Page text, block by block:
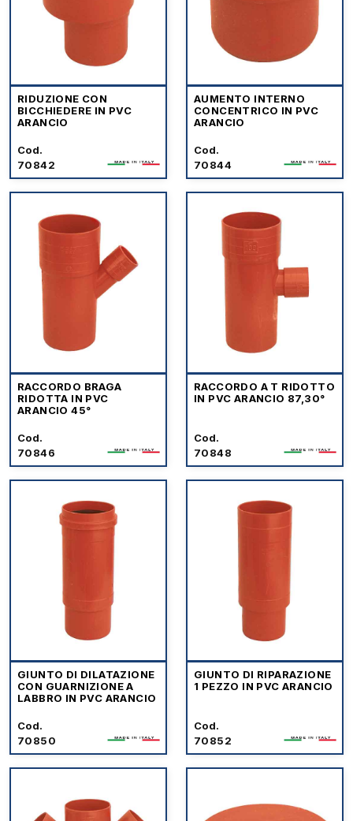
RIDUZIONE CON
BICCHIEDERE IN PVC
ARANCIO
Cod.
70842
AUMENTO INTERNO
CONCENTRICO IN PVC
ARANCIO
Cod.
70844
RACCORDO BRAGA
RIDOTTA IN PVC
ARANCIO 45°
Cod.
70846
RACCORDO A T RIDOTTO
IN PVC ARANCIO 87,30°
Cod.
70848
GIUNTO DI DILATAZIONE
CON GUARNIZIONE A
LABBRO IN PVC ARANCIO
Cod.
70850
GIUNTO DI RIPARAZIONE
1 PEZZO IN PVC ARANCIO
Cod.
70852